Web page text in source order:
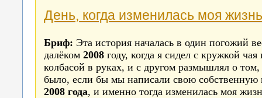
День, когда изменилась моя жизнь
Бриф: Эта история началась в один погожий
далёком 2008 году, когда я сидел с кружкой
колбасой в руках, и с другом размышлял о том,
было, если бы мы написали свою
2008 года, и именно тогда изменилась моя